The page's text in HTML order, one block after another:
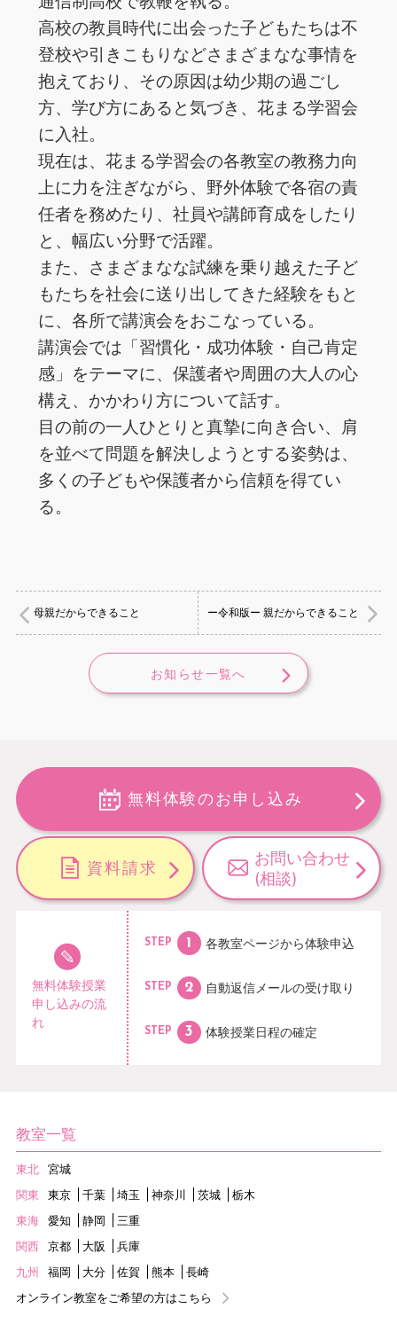
高校の教員時代に出会った子どもたちは不
登校や引きこもりなどさまざまなな事情を
抱えており、その原因は幼少期の過ごし
方、学び方にあると気づき、花まる学習会
に入社。
現在は、花まる学習会の各教室の教務力向
上に力を注ぎながら、野外体験で各宿の責
任者を務めたり、社員や講師育成をしたり
と、幅広い分野で活躍。
また、さまざまなな試練を乗り越えた子ど
もたちを社会に送り出してきた経験をもと
に、各所で講演会をおこなっている。
講演会では「習慣化・成功体験・自己肯定
感」をテーマに、保護者や周囲の大人の心
構え、かかわり方について話す。
目の前の一人ひとりと真摯に向き合い、肩
を並べて問題を解決しようとする姿勢は、
多くの子どもや保護者から信頼を得てい
る。
母親だからできること ー令和版ー 親だからできること
お知らせ一覧へ
無料体験のお申し込み
資料請求
お問い合わせ
(相談)
無料体験授業
申し込みの流
れ
STEP 各教室ページから体験申込
STEP 自動返信メールの受け取り
STEP 体験授業日程の確定
教室一覧
東北
宮城
関東
東京 千葉 埼玉 神奈川 茨城
栃木
東海
愛知 静岡
三重
関西
京都 大阪
兵庫
九州
福岡 大分 佐賀 熊本
長崎
オンライン教室をご希望の方はこちら